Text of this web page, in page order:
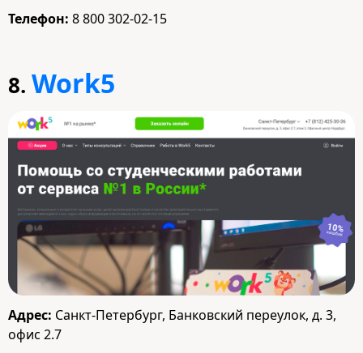
Телефон: 8 800 302-02-15
8. Work5
Адрес: Санкт-Петербург, Банковский переулок, д. 3,
офис 2.7